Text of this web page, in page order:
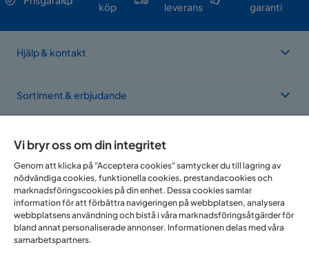
köp
leverans
garanti
Hjälp & kontakt
Sortiment & erbjudande
Om Trademax
Vi finns i flera länder
Vi bryr oss om din integritet
Genom att klicka på "Acceptera cookies" samtycker du till lagring av
nödvändiga cookies, funktionella cookies, prestandacookies och
marknadsföringscookies på din enhet. Dessa cookies samlar
information för att förbättra navigeringen på webbplatsen, analysera
webbplatsens användning och bistå i våra marknadsföringsåtgärder för
bland annat personaliserade annonser. Informationen delas med våra
samarbetspartners.